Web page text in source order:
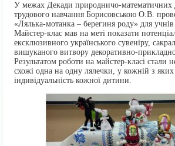
У межах Декади природничо-математичних
трудового навчання Борисовською О.В.
«Лялька-мотанка – берегиня роду» для учнів
Майстер-клас мав на меті показати
ексклюзивного українського сувеніру,
вишуканого витвору декоративно-
Результатом роботи на майстер-класі стали
схожі одна на одну лялечки, у кожній з яких
індивідуальність кожної дитини.